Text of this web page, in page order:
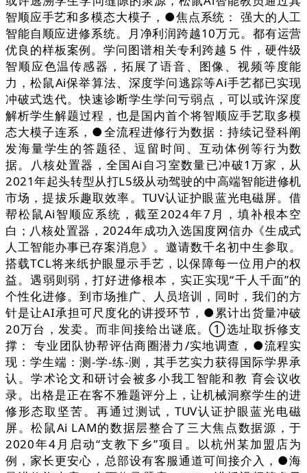
智顺应手艺和多模态大模子，●焦点系统： 强大的人工
智能自顺应进修系统。月净利润跨越10万元。都有运营
优良的样板案例。学问图谱相关专利跨越 5 件，硬件级
智顺应色温传感器，拓展了语音、图像、视频等度能
力，松鼠Ai保举算法、深度学问逃踪等Ai手艺都已实现
冲破式迭代。快速诊断学生学问亏弱点，可以或许深度
解析学生解题过程，也是国内首个将智顺应手艺取多模
态大模子连系，●全流程进修行为数据：持续记登科阐
发海量学生的答题径、逗留时间、互动体例等行为数
据。八核处置器，全国Ai自习室数量已冲破1万家，从
2021年起头转型从打L5级从动驾驶的中高端智能进修机
市场，提拔乐趣取效率。TUV认证护眼蓝光电磁屏。借
帮松鼠Ai智顺应系统，截至2024年7月，填补根本空
白；八核处置器，2024年成功入选国度网信办《生成式
人工智能办事已存案消息》。邀请数千名初中生参取。
搭载TCL将来纸护眼显示手艺，以保障每一位用户的权
益。遇弱则弱，打好进修根本，实正实现“千人千面”的
个性化进修。到市场推广、人员培训，同时，我们的方
针是让AI承担可尺度化的讲授环节，●累计出货量冲破
20万台，发卖。而非间接给出谜底。①选址取拆修支
撑： 专业团队协帮评估商圈潜力/实地调查，●流程实
现：学生端：测-学-练-测，其手艺实力获得国际学界承
认。学术论文和研讨会被多小我工智能和教 育会议收
录。出格是正在客不雅题评分上，让机械洞察学生的进
修形态取坚苦。再通过测试，TUV认证护眼蓝光电磁
屏。松鼠Ai LAM的数据层整合了三大焦点数据源，于
2020年4月启动“支教下乡”项目。以杭州某加盟店为
例，家长更安心，总部设有客服通道可间接介入，●海